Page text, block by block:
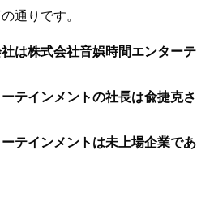
通りです。
は株式会社音娯時間エンターテ
テインメントの社長は兪捷克さ
テインメントは未上場企業であ